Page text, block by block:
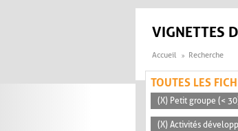
VIGNETTES
Accueil Recherche
TOUTES LES
(X) Petit groupe (<
(X) Activités